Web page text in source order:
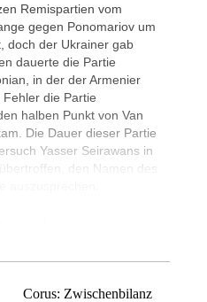
Remispartien vom
gegen Ponomariov um
doch der Ukrainer gab
dauerte die Partie
in der der Armenier
die Partie
halben Punkt von Van
Die Dauer dieser Partie
Yasser Seirawans in
den Namen des
Corus: Zwischenbilanz